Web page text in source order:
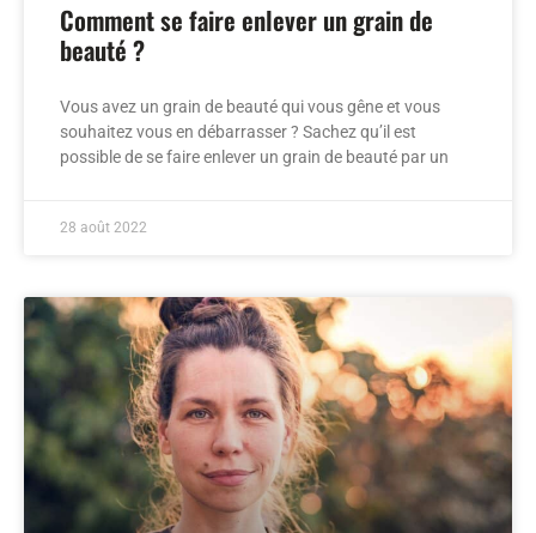
Comment se faire enlever un grain de
beauté ?
Vous avez un grain de beauté qui vous gêne et vous
souhaitez vous en débarrasser ? Sachez qu’il est
possible de se faire enlever un grain de beauté par un
28 août 2022